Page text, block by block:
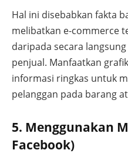
Hal ini disebabkan fakta
melibatkan e-commerce
daripada secara
penjual. Manfaatkan
informasi ringkas untuk
pelanggan pada barang
5. Menggunakan
Facebook)